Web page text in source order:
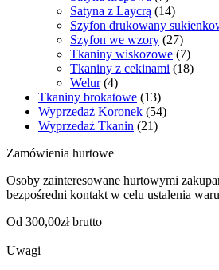
Satyna z Laycrą (14)
Szyfon drukowany
Szyfon we wzory (27)
Tkaniny wiskozowe (7)
Tkaniny z cekinami (18)
Welur (4)
Tkaniny brokatowe (13)
Wyprzedaż Koronek (54)
Wyprzedaż Tkanin (21)
Zamówienia hurtowe
Osoby zainteresowane hurtowymi
bezpośredni kontakt w celu ustalenia
Od 300,00zł brutto
Uwagi